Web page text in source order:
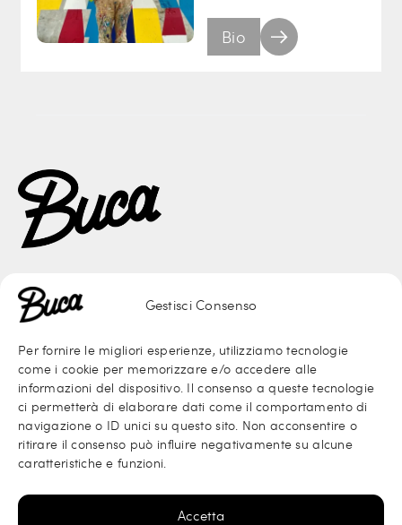
Gestisci Consenso
Per fornire le migliori esperienze, utilizziamo tecnologie
come i cookie per memorizzare e/o accedere alle
informazioni del dispositivo. Il consenso a queste tecnologie
ci permetterà di elaborare dati come il comportamento di
navigazione o ID unici su questo sito. Non acconsentire o
ritirare il consenso può influire negativamente su alcune
caratteristiche e funzioni.
Accetta
Bio
Finanziato dallUnione europea Next Generation EU - PNRR Transizione
Digitale Organismi Culturali e Creativi